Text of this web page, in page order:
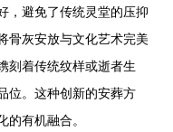
，避免了传统灵堂的压抑
骨灰安放与文化艺术完美
刻着传统纹样或逝者生
位。这种创新的安葬方
有机融合。